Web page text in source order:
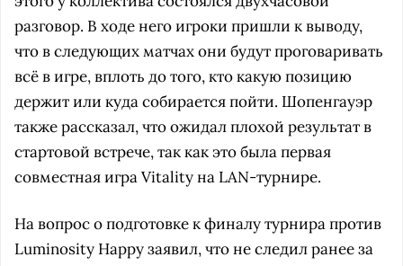
разговор. В ходе него игроки пришли к выводу,
что в следующих матчах они будут проговаривать
всё в игре, вплоть до того, кто какую позицию
держит или куда собирается пойти. Шопенгауэр
также рассказал, что ожидал плохой результат в
стартовой встрече, так как это была первая
совместная игра Vitality на LAN-турнире.
На вопрос о подготовке к финалу турнира против
Luminosity Happy заявил, что не следил ранее за